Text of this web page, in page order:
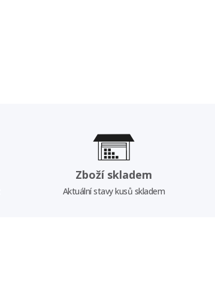
Zboží skladem
Aktuální stavy kusů skladem